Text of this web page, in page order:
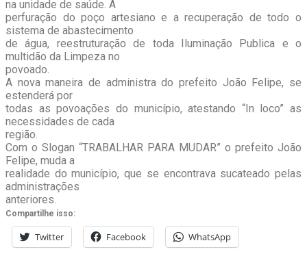
na unidade de saúde. A
perfuração do poço artesiano e a recuperação de todo o
sistema de abastecimento
de água, reestruturação de toda Iluminação Publica e o
multidão da Limpeza no
povoado.
A nova maneira de administra do prefeito João Felipe, se
estenderá por
todas as povoações do município, atestando “In loco” as
necessidades de cada
região.
Com o Slogan “TRABALHAR PARA MUDAR” o prefeito João
Felipe, muda a
realidade do município, que se encontrava sucateado pelas
administrações
anteriores.
Compartilhe isso:
Twitter Facebook WhatsApp